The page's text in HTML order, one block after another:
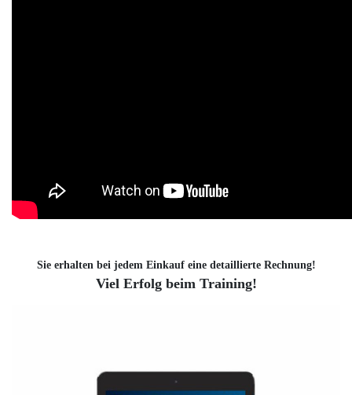
Sie erhalten bei jedem Einkauf eine detaillierte Rechnung!
Viel Erfolg beim Training!